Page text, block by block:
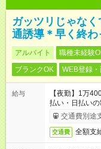
ガッツリじゃな
通誘導＊早く終わ
アルバイト 職種未経験
ブランクOK
WEB登録
給与
【夜勤】1万
払い・日払い
交通費別途
交通費 全額支